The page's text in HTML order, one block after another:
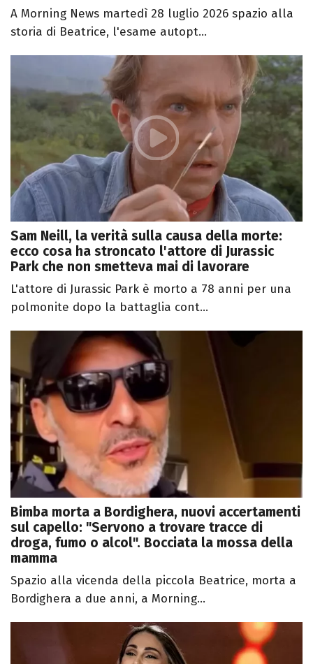
A Morning News martedì 28 luglio 2026 spazio alla
storia di Beatrice, l'esame autopt...
Sam Neill, la verità sulla causa della morte:
ecco cosa ha stroncato l'attore di Jurassic
Park che non smetteva mai di lavorare
L'attore di Jurassic Park è morto a 78 anni per una
polmonite dopo la battaglia cont...
Bimba morta a Bordighera, nuovi accertamenti
sul capello: "Servono a trovare tracce di
droga, fumo o alcol". Bocciata la mossa della
mamma
Spazio alla vicenda della piccola Beatrice, morta a
Bordighera a due anni, a Morning...